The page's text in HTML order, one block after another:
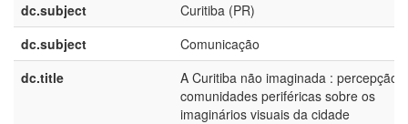
dc.subject
Curitiba (PR)
dc.subject
Comunicação
dc.title
A Curitiba não imaginada : percepção
comunidades periféricas sobre os
imaginários visuais da cidade